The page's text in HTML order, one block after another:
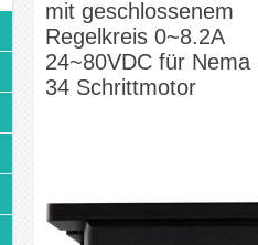
mit geschlossenem
Regelkreis 0~8.2A
24~80VDC für Nema
34 Schrittmotor